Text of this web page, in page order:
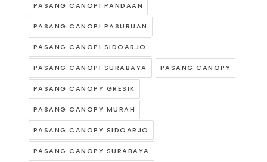
PASANG CANOPI PANDAAN
PASANG CANOPI PASURUAN
PASANG CANOPI SIDOARJO
PASANG CANOPI SURABAYA PASANG CANOPY
PASANG CANOPY GRESIK
PASANG CANOPY MURAH
PASANG CANOPY SIDOARJO
PASANG CANOPY SURABAYA